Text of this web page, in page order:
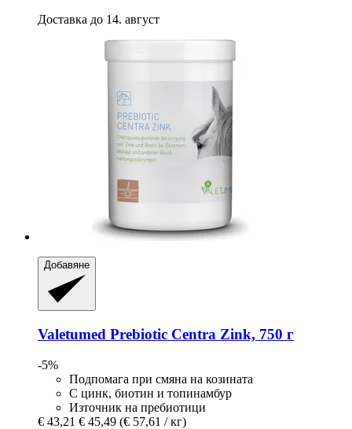
Доставка до 14. август
Добавяне
Valetumed Prebiotic Centra Zink, 750 г
-5%
Подпомага при смяна на козината
С цинк, биотин и топинамбур
Източник на пребиотици
€ 43,21 € 45,49 (€ 57,61 / кг)